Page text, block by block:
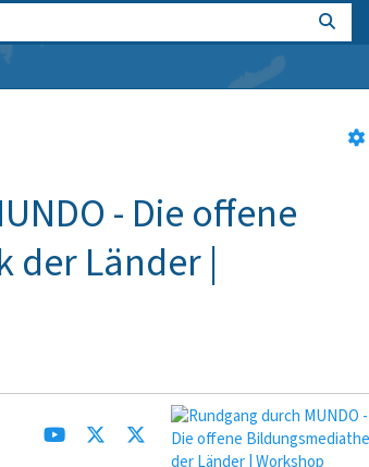
- Die offene
der Länder |